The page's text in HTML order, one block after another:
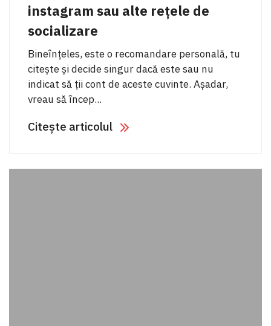
instagram sau alte rețele de
socializare
Bineînțeles, este o recomandare personală, tu
citește și decide singur dacă este sau nu
indicat să ții cont de aceste cuvinte. Așadar,
vreau să încep...
Citește articolul